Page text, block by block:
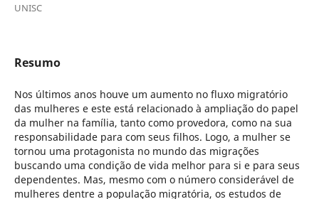
UNISC
Resumo
Nos últimos anos houve um aumento no fluxo migratório
das mulheres e este está relacionado à ampliação do papel
da mulher na família, tanto como provedora, como na sua
responsabilidade para com seus filhos. Logo, a mulher se
tornou uma protagonista no mundo das migrações
buscando uma condição de vida melhor para si e para seus
dependentes. Mas, mesmo com o número considerável de
mulheres dentre a população migratória, os estudos de